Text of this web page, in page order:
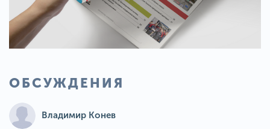
ОБСУЖДЕНИЯ
Владимир Конев